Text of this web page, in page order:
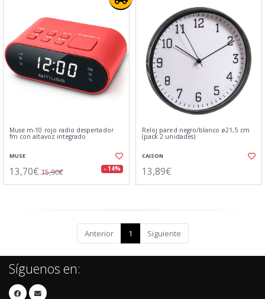
Muse m-10 rojo radio despertador
fm con altavoz integrado
MUSE
13,70€ 15,90€ - 14%
Reloj pared negro/blanco ø21,5 cm
(pack 2 unidades)
CAISON
13,89€
Anterior 1 Siguiente
Síguenos en: